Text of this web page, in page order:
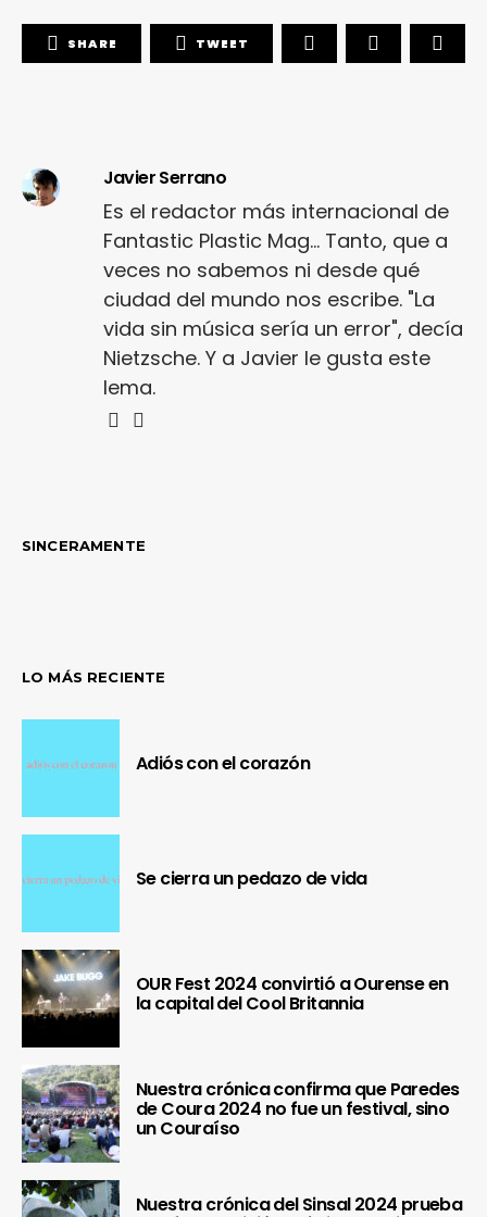
SHARE TWEET
Javier Serrano
Es el redactor más internacional de
Fantastic Plastic Mag... Tanto, que a
veces no sabemos ni desde qué
ciudad del mundo nos escribe. "La
vida sin música sería un error", decía
Nietzsche. Y a Javier le gusta este
lema.
SINCERAMENTE
LO MÁS RECIENTE
Adiós con el corazón
Se cierra un pedazo de vida
OUR Fest 2024 convirtió a Ourense en
la capital del Cool Britannia
Nuestra crónica confirma que Paredes
de Coura 2024 no fue un festival, sino
un Couraíso
Nuestra crónica del Sinsal 2024 prueba